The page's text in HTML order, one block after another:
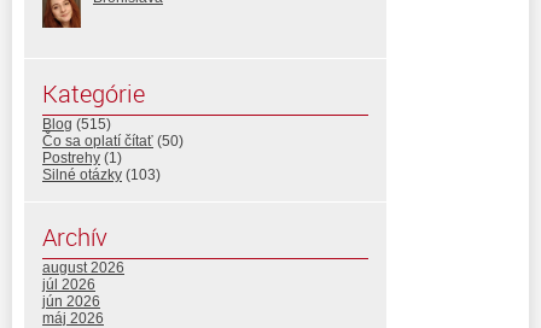
Kategórie
Blog (515)
Čo sa oplatí čítať (50)
Postrehy (1)
Silné otázky (103)
Archív
august 2026
júl 2026
jún 2026
máj 2026